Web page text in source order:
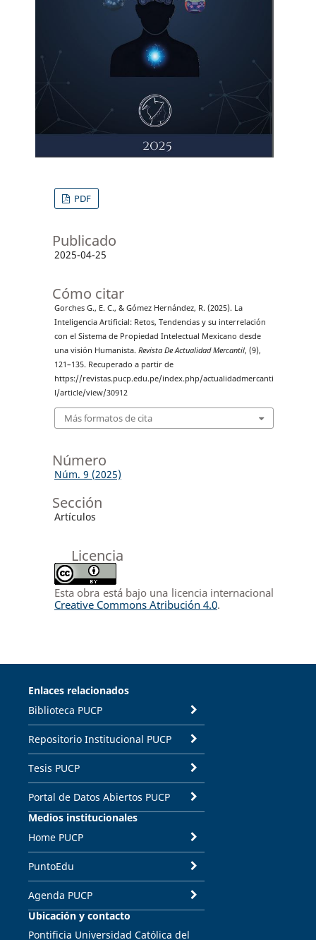
PDF
Publicado
2025-04-25
Cómo citar
Gorches G., E. C., & Gómez Hernández, R. (2025). La
Inteligencia Artificial: Retos, Tendencias y su interrelación
con el Sistema de Propiedad Intelectual Mexicano desde
una visión Humanista. Revista De Actualidad Mercantil, (9),
121–135. Recuperado a partir de
https://revistas.pucp.edu.pe/index.php/actualidadmercanti
l/article/view/30912
Más formatos de cita
Número
Núm. 9 (2025)
Sección
Artículos
Licencia
Esta obra está bajo una licencia internacional
Creative Commons Atribución 4.0.
Enlaces relacionados
Biblioteca PUCP
Repositorio Institucional PUCP
Tesis PUCP
Portal de Datos Abiertos PUCP
Medios institucionales
Home PUCP
PuntoEdu
Agenda PUCP
Ubicación y contacto
Pontificia Universidad Católica del